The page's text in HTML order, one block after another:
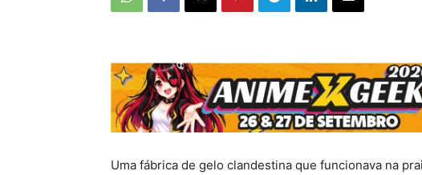
Uma fábrica de gelo clandestina que funcionava na